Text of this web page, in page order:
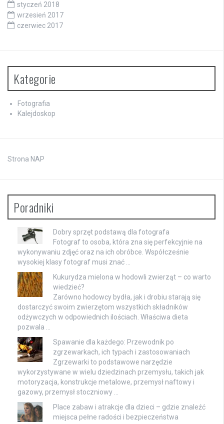
styczeń 2018
wrzesień 2017
czerwiec 2017
Kategorie
Fotografia
Kalejdoskop
Strona NAP
Poradniki
Dobry sprzęt podstawą dla fotografa
Fotograf to osoba, która zna się perfekcyjnie na
wykonywaniu zdjęć oraz na ich obróbce. Współcześnie
wysokiej klasy fotograf musi znać …
Kukurydza mielona w hodowli zwierząt – co warto
wiedzieć?
Zarówno hodowcy bydła, jak i drobiu starają się
dostarczyć swoim zwierzętom wszystkich składników
odżywczych w odpowiednich ilościach. Właściwa dieta
pozwala …
Spawanie dla każdego: Przewodnik po
zgrzewarkach, ich typach i zastosowaniach
Zgrzewarki to podstawowe narzędzie
wykorzystywane w wielu dziedzinach przemysłu, takich jak
motoryzacja, konstrukcje metalowe, przemysł naftowy i
gazowy, przemysł stoczniowy …
Place zabaw i atrakcje dla dzieci – gdzie znaleźć
miejsca pełne radości i bezpieczeństwa